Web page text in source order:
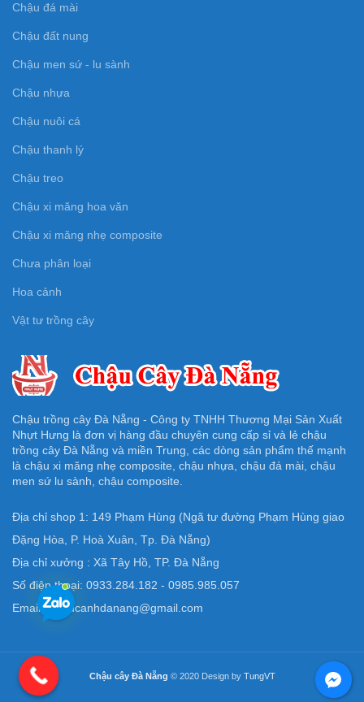
Chậu đá mài
Chậu đất nung
Chậu men sứ - lu sành
Chậu nhựa
Chậu nuôi cá
Chậu thanh lý
Chậu treo
Chậu xi măng hoa văn
Chậu xi măng nhẹ composite
Chưa phân loại
Hoa cảnh
Vật tư trồng cây
Chậu trồng cây Đà Nẵng - Công ty TNHH Thương Mại Sản Xuất
Nhựt Hưng là đơn vị hàng đầu chuyên cung cấp sỉ và lẻ chậu
trồng cây Đà Nẵng và miền Trung, các dòng sản phẩm thế mạnh
là chậu xi măng nhẹ composite, chậu nhựa, chậu đá mài, chậu
men sứ lu sành, chậu composite.
Địa chỉ shop 1: 149 Phạm Hùng (Ngã tư đường Phạm Hùng giao
Đặng Hòa, P. Hoà Xuân, Tp. Đà Nẵng)
Địa chỉ xưởng : Xã Tây Hồ, TP. Đà Nẵng
Số điện thoại: 0933.284.182 - 0985.985.057
Email: Chaucanhdanang@gmail.com
Chậu cây Đà Nẵng © 2020 Design by TungVT